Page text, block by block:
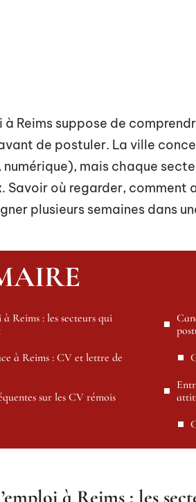
à Reims suppose de
de postuler. La ville
mais chaque
Savoir où regarder,
plusieurs semaines dans
Reims : les secteurs qui
à Reims : CV et lettre de
sur les CV rémois
à Reims : les